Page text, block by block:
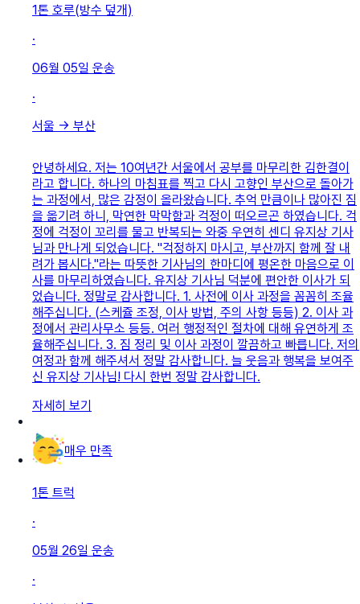
1톤 호루(방수 덮개)
·
06월 05일 운송
·
서울 → 부산
안녕하세요. 저는 10여년간 서울에서 공부를 마무리한 김한결이
라고 합니다. 하나의 마침표를 찍고 다시 고향인 부산으로 돌아가
는 과정에서, 많은 감정이 올라왔습니다. 추억 만큼이나 많아진 짐
을 옮기려 하니, 막연한 막막함과 걱정이 떠오르곤 하였습니다. 걱
정에 걱정이 꼬리를 물고 반복되는 와중 우연히 센디 유지상 기사
님과 만나게 되었습니다. "걱정하지 마시고, 부산까지 함께 잘 내
려가 봅시다."라는 따뜻한 기사님의 한마디에 평온한 마음으로 이
사를 마무리하였습니다. 유지상 기사님 덕분에 편안한 이사가 되
었습니다. 정말로 감사합니다. 1. 사전에 이사 과정을 꼼꼼히 조율
해주십니다. (스케쥴 조정, 이사 방법, 주의 사항 등등) 2. 이사 과
정에서 관리사무소 등등. 여러 행정적인 절차에 대해 유연하게 조
율해주십니다. 3. 짐 정리 및 이사 과정이 깔끔하고 빠릅니다. 저의
여정과 함께 해주셔서 정말 감사합니다. 늘 웃음과 행복을 보여주
신 유지상 기사님! 다시 한번 정말 감사합니다.
자세히 보기
매우 만족
1톤 트럭
·
05월 26일 운송
·